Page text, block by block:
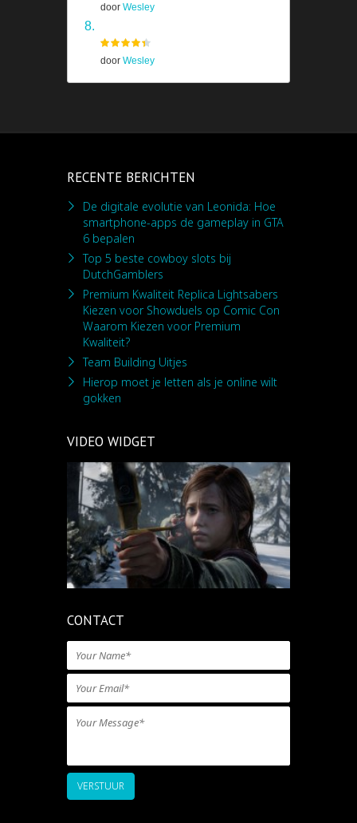
door Wesley
door Wesley
RECENTE BERICHTEN
De digitale evolutie van Leonida: Hoe
smartphone-apps de gameplay in GTA
6 bepalen
Top 5 beste cowboy slots bij
DutchGamblers
Premium Kwaliteit Replica Lightsabers
Kiezen voor Showduels op Comic Con
Waarom Kiezen voor Premium
Kwaliteit?
Team Building Uitjes
Hierop moet je letten als je online wilt
gokken
VIDEO WIDGET
CONTACT
VERSTUUR